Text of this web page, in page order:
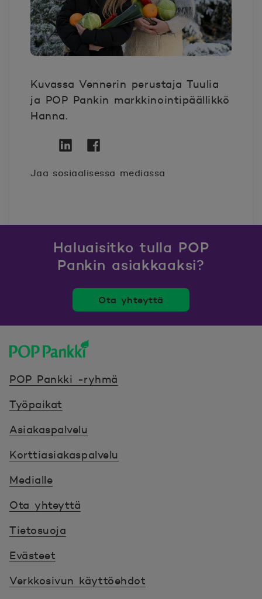
Kuvassa Vennerin perustaja Tuulia
ja POP Pankin markkinointipäällikkö
Hanna.
Jaa sosiaalisessa mediassa
Haluaisitko tulla POP
Pankin asiakkaaksi?
Ota yhteyttä
POP Pankki -ryhmä
Työpaikat
Asiakaspalvelu
Korttiasiakaspalvelu
Medialle
Ota yhteyttä
Tietosuoja
Evästeet
Verkkosivun käyttöehdot